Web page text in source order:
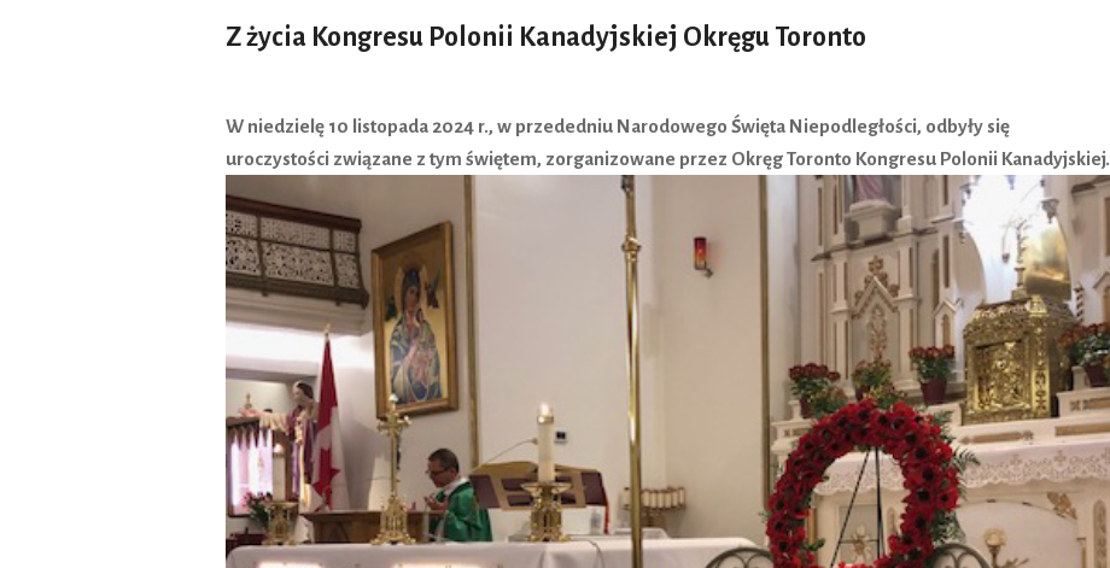
Z życia Kongresu Polonii Kanadyjskiej Okręgu Toronto
W niedzielę 10 listopada 2024 r., w przededniu Narodowego Święta Niepodległości, odbyły się
uroczystości związane z tym świętem, zorganizowane przez Okręg Toronto Kongresu Polonii Kanadyjskiej.